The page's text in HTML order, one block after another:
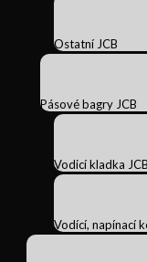
Ostatní JCB
Pásové bagry JCB
Vodicí kladka JCB
Vodící, napínací